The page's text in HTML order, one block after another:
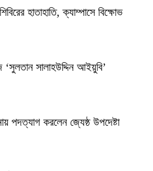
হাতাহাতি, ক্যাম্পাসে বিক্ষোভ
‘সুলতান সালাহউদ্দিন আইয়ুবি’
পদত্যাগ করলেন জ্যেষ্ঠ উপদেষ্টা